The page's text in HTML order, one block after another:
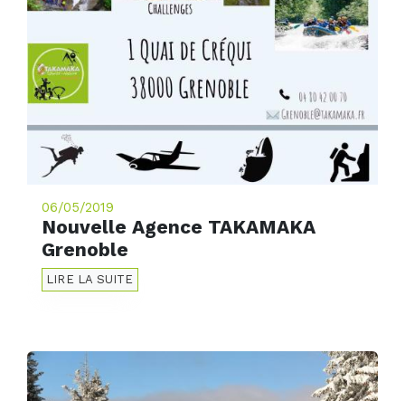
06/05/2019
Nouvelle Agence TAKAMAKA
Grenoble
LIRE LA SUITE